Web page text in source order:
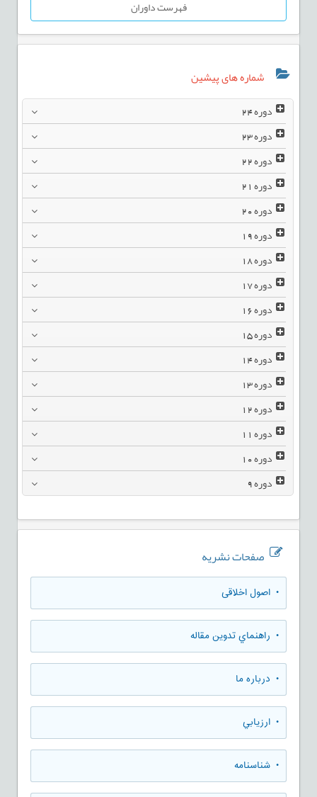
فهرست داوران
شماره های پیشین
دوره24
دوره23
دوره22
دوره21
دوره20
دوره19
دوره18
دوره17
دوره16
دوره15
دوره14
دوره13
دوره12
دوره11
دوره10
دوره9
صفحات نشریه
• اصول اخلاقی
• راهنماي تدوين مقاله
• درباره ما
• ارزيابي
• شناسنامه